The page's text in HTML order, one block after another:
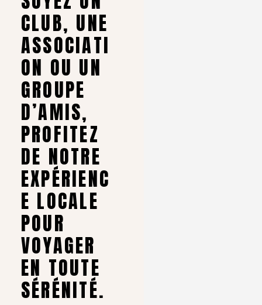
CLUB, UNE
ASSOCIATI
ON OU UN
GROUPE
D’AMIS,
PROFITEZ
DE NOTRE
EXPÉRIENC
E LOCALE
POUR
VOYAGER
EN TOUTE
SÉRÉNITÉ.